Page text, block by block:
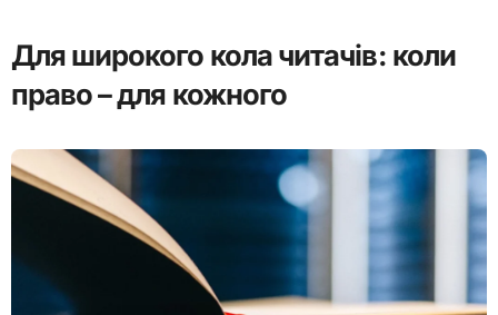
Для широкого кола читачів: коли
право – для кожного